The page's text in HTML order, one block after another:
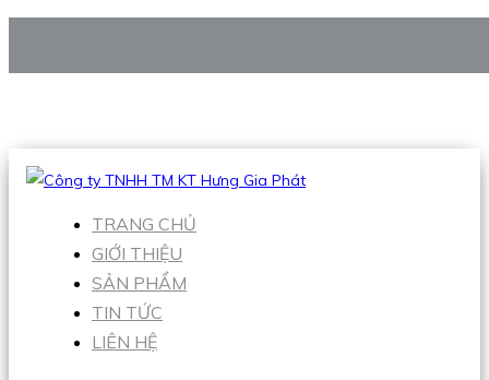
Hotline:0938 906 663
TRANG CHỦ
GIỚI THIỆU
SẢN PHẨM
TIN TỨC
LIÊN HỆ